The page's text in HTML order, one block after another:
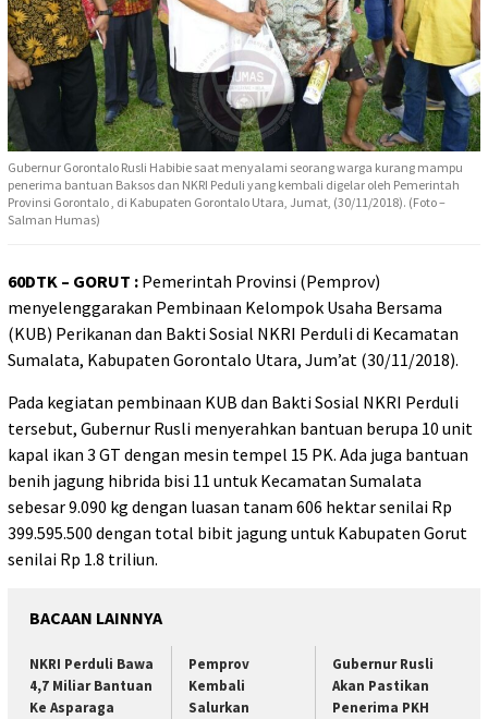
Gubernur Gorontalo Rusli Habibie saat menyalami seorang warga kurang mampu
penerima bantuan Baksos dan NKRI Peduli yang kembali digelar oleh Pemerintah
Provinsi Gorontalo , di Kabupaten Gorontalo Utara, Jumat, (30/11/2018). (Foto –
Salman Humas)
60DTK – GORUT : Pemerintah Provinsi (Pemprov)
menyelenggarakan Pembinaan Kelompok Usaha Bersama
(KUB) Perikanan dan Bakti Sosial NKRI Perduli di Kecamatan
Sumalata, Kabupaten Gorontalo Utara, Jum’at (30/11/2018).
Pada kegiatan pembinaan KUB dan Bakti Sosial NKRI Perduli
tersebut, Gubernur Rusli menyerahkan bantuan berupa 10 unit
kapal ikan 3 GT dengan mesin tempel 15 PK. Ada juga bantuan
benih jagung hibrida bisi 11 untuk Kecamatan Sumalata
sebesar 9.090 kg dengan luasan tanam 606 hektar senilai Rp
399.595.500 dengan total bibit jagung untuk Kabupaten Gorut
senilai Rp 1.8 triliun.
BACAAN LAINNYA
NKRI Perduli Bawa
4,7 Miliar Bantuan
Ke Asparaga
Pemprov
Kembali
Salurkan
Gubernur Rusli
Akan Pastikan
Penerima PKH